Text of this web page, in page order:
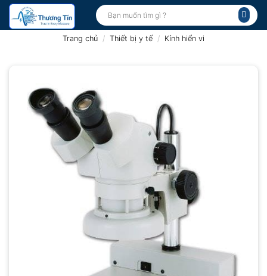
Bỏ
qua
Tìm
kiếm:
Trang chủ / Thiết bị y tế / Kính hiển vi